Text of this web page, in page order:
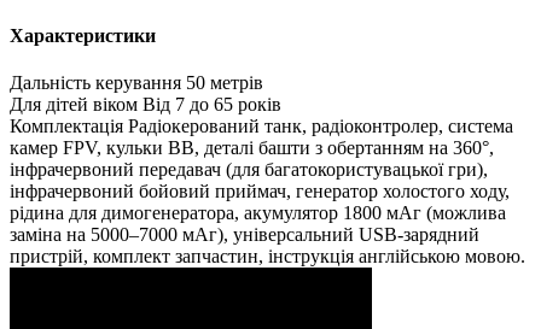
Характеристики
Дальність керування 50 метрів
Для дітей віком Від 7 до 65 років
Комплектація Радіокерований танк, радіоконтролер, система
камер FPV, кульки BB, деталі башти з обертанням на 360°,
інфрачервоний передавач (для багатокористувацької гри),
інфрачервоний бойовий приймач, генератор холостого ходу,
рідина для димогенератора, акумулятор 1800 мАг (можлива
заміна на 5000–7000 мАг), універсальний USB-зарядний
пристрій, комплект запчастин, інструкція англійською мовою.